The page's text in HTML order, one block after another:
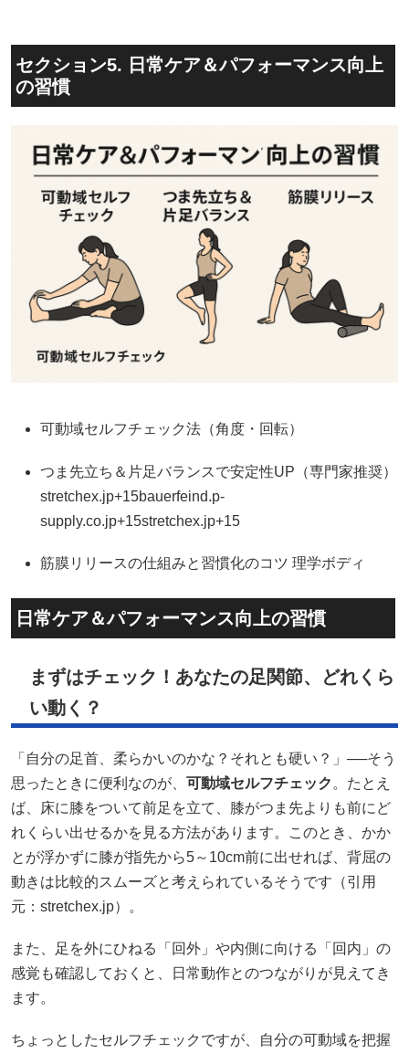
セクション5. 日常ケア＆パフォーマンス向上
の習慣
可動域セルフチェック法（角度・回転）
つま先立ち＆片足バランスで安定性UP（専門家推奨）
stretchex.jp+15bauerfeind.p-
supply.co.jp+15stretchex.jp+15
筋膜リリースの仕組みと習慣化のコツ 理学ボディ
日常ケア＆パフォーマンス向上の習慣
まずはチェック！あなたの足関節、どれくら
い動く？
「自分の足首、柔らかいのかな？それとも硬い？」──そう
思ったときに便利なのが、 可動域セルフチェック 。たとえ
ば、床に膝をついて前足を立て、膝がつま先よりも前にど
れくらい出せるかを見る方法があります。このとき、かか
とが浮かずに膝が指先から5～10cm前に出せれば、背屈の
動きは比較的スムーズと考えられているそうです（引用
元： stretchex.jp）。
また、足を外にひねる「回外」や内側に向ける「回内」の
感覚も確認しておくと、日常動作とのつながりが見えてき
ます。
ちょっとしたセルフチェックですが、自分の可動域を把握